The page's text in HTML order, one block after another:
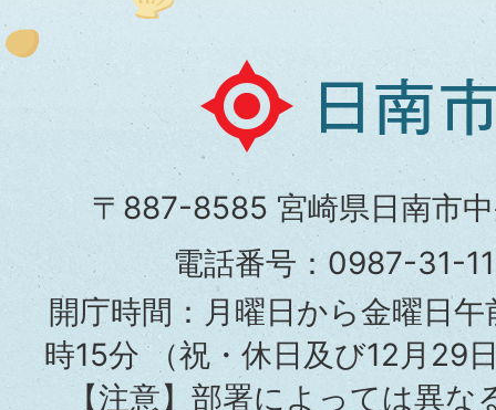
日
南
市
役
所
〒887-8585 宮崎県日南市
電話番号：0987-31-
開庁時間：月曜日から金曜日
時15分（祝・休日及び12月29
【注意】部署によっては異